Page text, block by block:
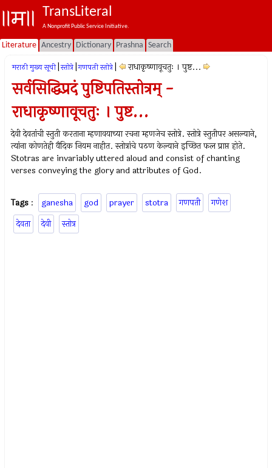
TransLiteral
A Nonprofit Public Service Initiative.
Literature Ancestry Dictionary Prashna Search
मराठी मुख्य सूची स्तोत्रे गणपती स्तोत्रे राधाकृष्णावूचतुः । पुष्ट...
सर्वसिद्धिप्रदं पुष्टिपतिस्तोत्रम् -
राधाकृष्णावूचतुः । पुष्ट...
देवी देवतांची स्तुती करताना म्हणावयाच्या रचना म्हणजेच स्तोत्रे. स्तोत्रे स्तुतीपर असल्याने,
त्यांना कोणतेही वैदिक नियम नाहीत. स्तोत्रांचे पठण केल्याने इच्छित फल प्राप्त होते.
Stotras are invariably uttered aloud and consist of chanting
verses conveying the glory and attributes of God.
Tags : ganesha god prayer stotra गणपती
गणेश
देवता
देवी स्तोत्र